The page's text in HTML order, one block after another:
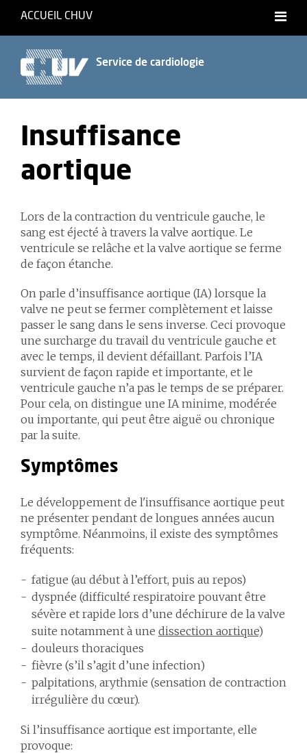
ACCUEIL CHUV
Service de cardiologie
Insuffisance
aortique
Lors de la contraction du ventricule gauche, le
sang est éjecté à travers la valve aortique. Le
ventricule se relâche et la valve aortique se ferme
de façon étanche.
On parle d’insuffisance aortique (IA) lorsque la
valve ne peut se fermer complètement et laisse
passer le sang dans le sens inverse. Ceci provoque
une surcharge du travail du ventricule gauche et
avec le temps, il devient défaillant. Parfois l’IA
survient de façon rapide et importante, et le
ventricule gauche n’a pas le temps de se préparer.
Pour cela, on distingue une IA minime, modérée
ou importante, qui peut être aiguë ou chronique
par la suite.
Symptômes
Le développement de l'insuffisance aortique peut
ne présenter pendant de longues années aucun
symptôme. Néanmoins, il existe des symptômes
fréquents:
fatigue (au début à l’effort, puis au repos)
dyspnée (difficulté respiratoire pouvant être
sévère et rapide lors d’une déchirure de la valve
suite notamment à une dissection aortique)
douleurs thoraciques
fièvre (s’il s’agit d’une infection)
palpitations, arythmie (sensation de contraction
irrégulière du cœur).
Si l’insuffisance aortique est importante, elle
provoque: